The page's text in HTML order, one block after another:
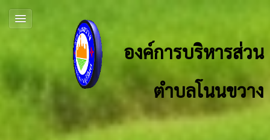
องค์การบริหารส่วน
ตำบลโนนขวาง